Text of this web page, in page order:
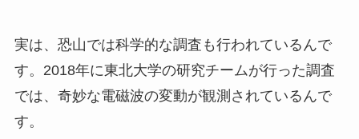
実は、恐山では科学的な調査も行われているんで
す。2018年に東北大学の研究チームが行った調査
では、奇妙な電磁波の変動が観測されているんで
す。